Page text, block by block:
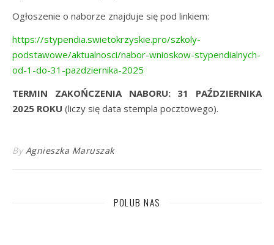
Ogłoszenie o naborze znajduje się pod linkiem:
https://stypendia.swietokrzyskie.pro/szkoly-
podstawowe/aktualnosci/nabor-wnioskow-stypendialnych-
od-1-do-31-pazdziernika-2025
TERMIN ZAKOŃCZENIA NABORU: 31 PAŹDZIERNIKA
2025 ROKU (liczy się data stempla pocztowego).
ByAgnieszka Maruszak
POLUB NAS